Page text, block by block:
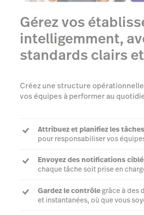
Gérez vos
intelligemment,
standards clairs
Créez une structure
vos équipes à performer au
Attribuez et planifiez les tâches
pour responsabiliser vos
Envoyez des notifications
chaque tâche soit prise en
Gardez le contrôle grâce à des
et instantanées, où que vous